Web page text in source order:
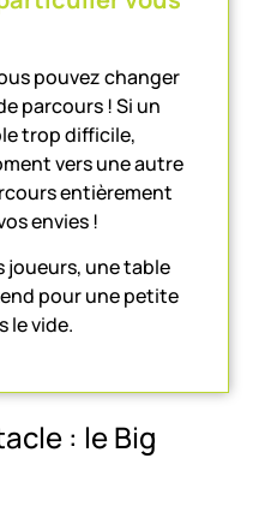
pouvez changer
parcours ! Si un
trop difficile,
vers une autre
entièrement
envies !
joueurs, une table
pour une petite
le vide.
: le Big